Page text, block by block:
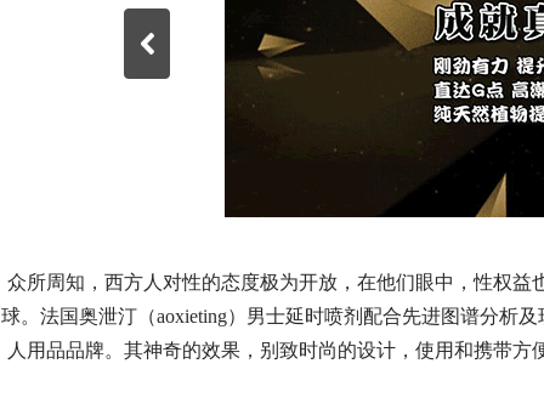
众所周知，西方人对性的态度极为开放，在他们眼中，性权
球。法国奥泄汀（aoxieting）男士延时喷剂配合先进图谱分析
人用品品牌。其神奇的效果，别致时尚的设计，使用和携带